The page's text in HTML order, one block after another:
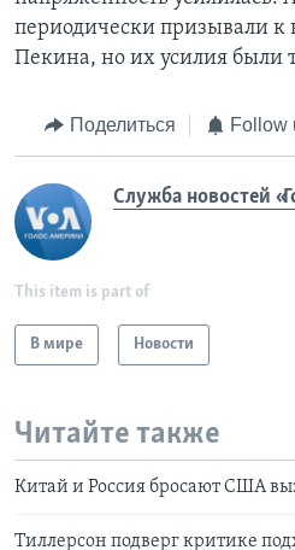
периодически призывали к
Пекина, но их усилия были
Поделиться Follow
Служба новостей
This item is part of
В мире Новости
Читайте также
Китай и Россия бросают США
Тиллерсон подверг критике